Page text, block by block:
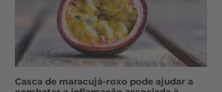
Casca de maracujá-roxo pode ajudar a